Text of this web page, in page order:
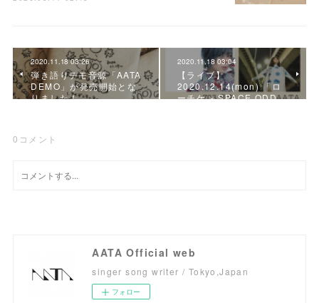
2020.11.18 03:26
弾き語りデモ音源「AATA
DEMO」が発売開始とな
りました！
2020.11.18 03:04
【ライブ】
2020.12.14(mon) 「ロ
ーチケ × SPACE ODD…
0 コメント
AATA Official web
singer song writer / Tokyo,Japan
フォロー